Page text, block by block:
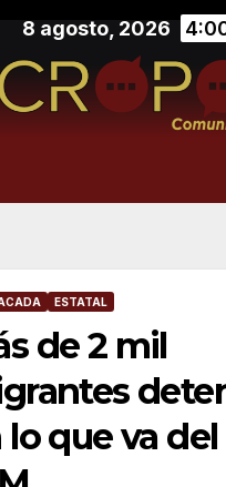
8 agosto, 2026
ESTATAL
de 2 mil
lo que va del